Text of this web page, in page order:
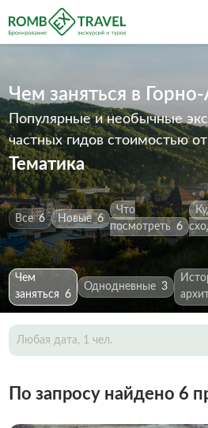
Чем заняться в
Популярные и необычные
частных гидовстоимостью
Тематика
Все 6 Новые 6
Что
посмотреть 6
Чем
заняться 6
Однодневные 3
Любая дата, 1 чел.
По запросу найдено 6